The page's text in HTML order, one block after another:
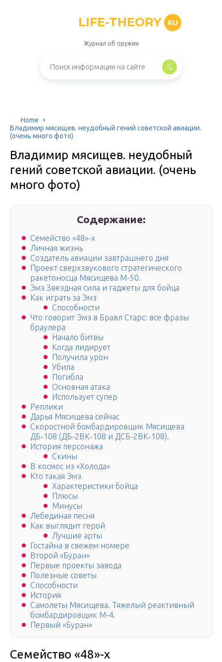
LIFE-THEORY RU
Журнал об оружии
Home
Владимир мясищев. неудобный гений советской авиации.
(очень много фото)
Владимир мясищев. неудобный
гений советской авиации. (очень
много фото)
Содержание:
Семейство «48»-х
Личная жизнь
Создатель авиации завтрашнего дня
Проект сверхзвукового стратегического
ракетоносца Мясищева М-50.
Эмз Звездная сила и гаджеты для бойца
Как играть за Эмз
Способности
Что говорит Эмз в Бравл Старс: все фразы
браулера
Начало битвы
Когда лидирует
Получила урон
Убила
Погибла
Основная атака
Использует супер
Реплики
Дарья Мясищева сейчас
Скоростной бомбардировщик Мясищева
ДБ-108 (ДБ-2ВК-108 и ДСБ-2ВК-108).
История персонажа
Скины
В космос из «Холода»
Кто такая Эмз
Характеристики бойца
Плюсы
Минусы
Лебединая песня
Как выглядит герой
Лучшие арты
Гостайна в свежем номере
Второй «Буран»
Первые проекты завода
Полезные советы
Способности
История
Самолеты Мясищева. Тяжелый реактивный
бомбардировщик М-4.
Первый «Буран»
Семейство «48»-х